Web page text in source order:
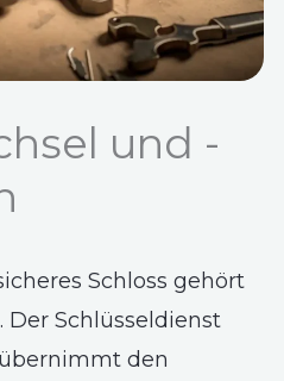
und -
Schloss gehört
Schlüsseldienst
den